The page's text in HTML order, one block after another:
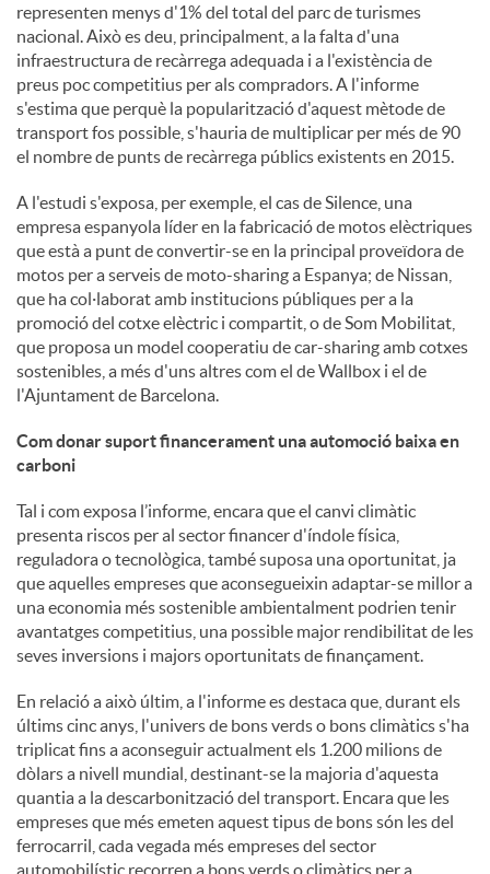
representen menys d'1% del total del parc de turismes
nacional. Això es deu, principalment, a la falta d'una
infraestructura de recàrrega adequada i a l'existència de
preus poc competitius per als compradors. A l'informe
s'estima que perquè la popularització d'aquest mètode de
transport fos possible, s'hauria de multiplicar per més de 90
el nombre de punts de recàrrega públics existents en 2015.
A l'estudi s'exposa, per exemple, el cas de Silence, una
empresa espanyola líder en la fabricació de motos elèctriques
que està a punt de convertir-se en la principal proveïdora de
motos per a serveis de moto-sharing a Espanya; de Nissan,
que ha col·laborat amb institucions públiques per a la
promoció del cotxe elèctric i compartit, o de Som Mobilitat,
que proposa un model cooperatiu de car-sharing amb cotxes
sostenibles, a més d'uns altres com el de Wallbox i el de
l'Ajuntament de Barcelona.
Com donar suport financerament una automoció baixa en
carboni
Tal i com exposa l’informe, encara que el canvi climàtic
presenta riscos per al sector financer d'índole física,
reguladora o tecnològica, també suposa una oportunitat, ja
que aquelles empreses que aconsegueixin adaptar-se millor a
una economia més sostenible ambientalment podrien tenir
avantatges competitius, una possible major rendibilitat de les
seves inversions i majors oportunitats de finançament.
En relació a això últim, a l'informe es destaca que, durant els
últims cinc anys, l'univers de bons verds o bons climàtics s'ha
triplicat fins a aconseguir actualment els 1.200 milions de
dòlars a nivell mundial, destinant-se la majoria d'aquesta
quantia a la descarbonització del transport. Encara que les
empreses que més emeten aquest tipus de bons són les del
ferrocarril, cada vegada més empreses del sector
automobilístic recorren a bons verds o climàtics per a